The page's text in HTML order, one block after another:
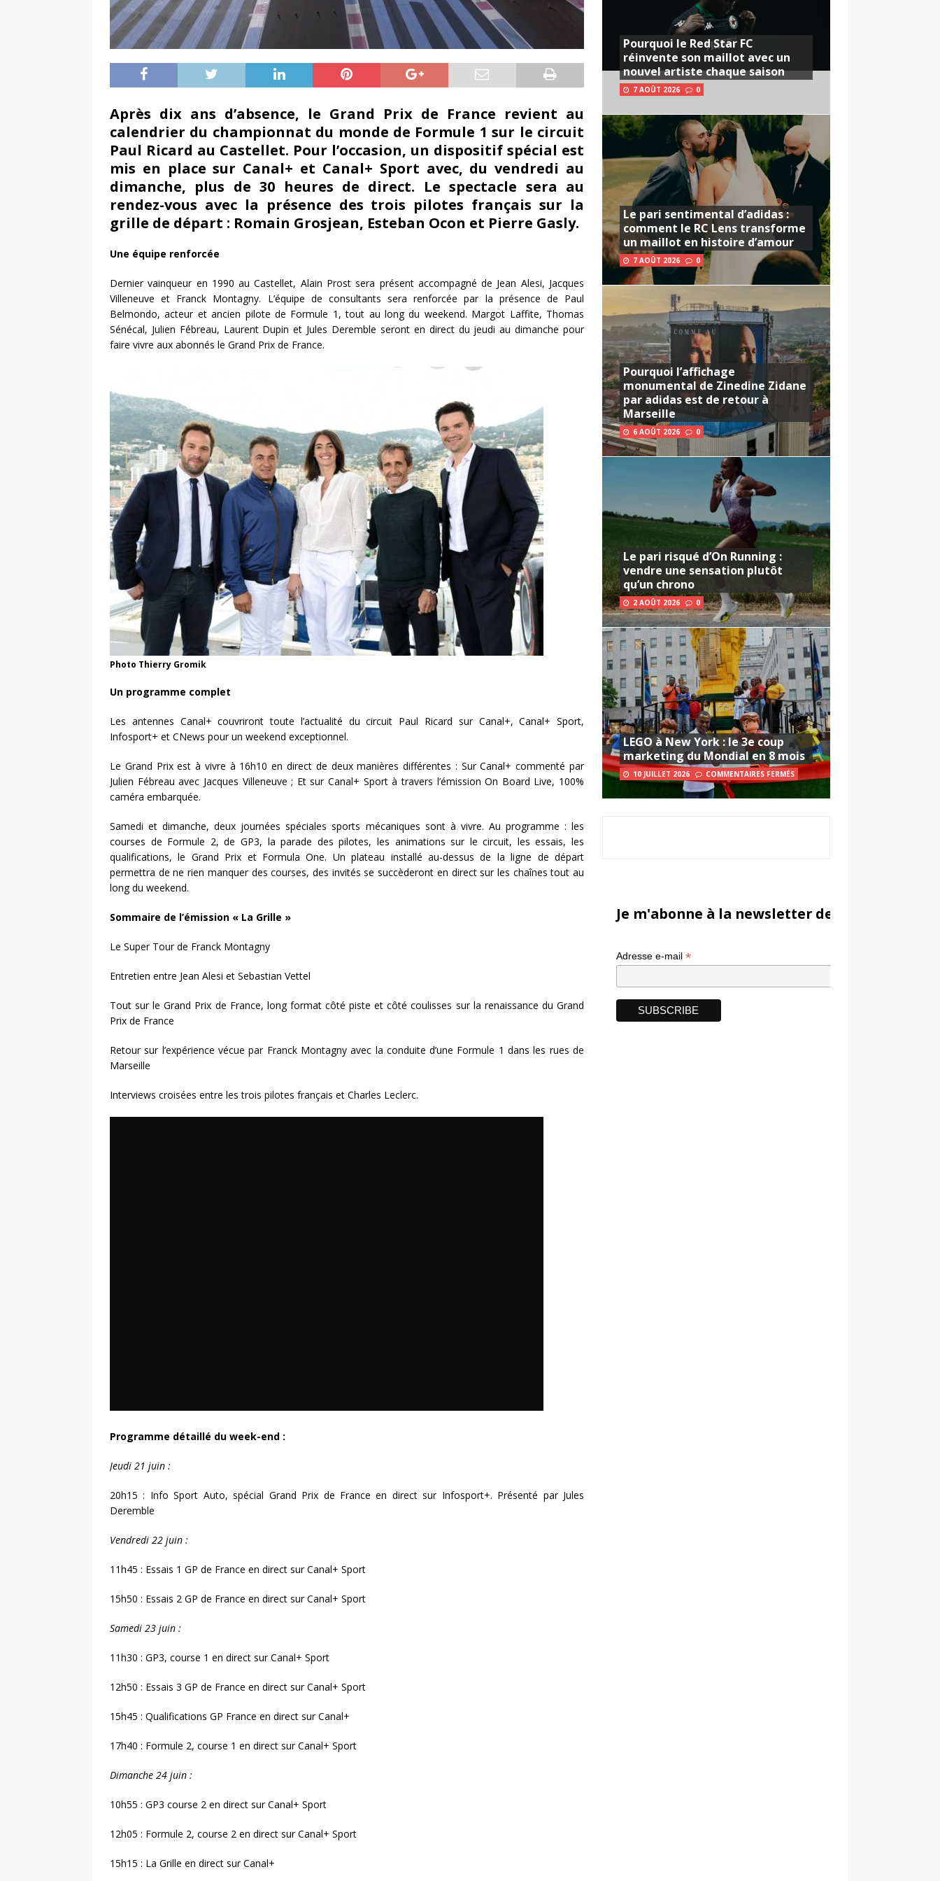
Après dix ans d’absence, le Grand Prix de France revient au
calendrier du championnat du monde de Formule 1 sur le circuit
Paul Ricard au Castellet. Pour l’occasion, un dispositif spécial est
mis en place sur Canal+ et Canal+ Sport avec, du vendredi au
dimanche, plus de 30 heures de direct. Le spectacle sera au
rendez-vous avec la présence des trois pilotes français sur la
grille de départ : Romain Grosjean, Esteban Ocon et Pierre Gasly.
Une équipe renforcée
Dernier vainqueur en 1990 au Castellet, Alain Prost sera présent accompagné de Jean Alesi, Jacques
Villeneuve et Franck Montagny. L’équipe de consultants sera renforcée par la présence de Paul
Belmondo, acteur et ancien pilote de Formule 1, tout au long du weekend. Margot Laffite, Thomas
Sénécal, Julien Fébreau, Laurent Dupin et Jules Deremble seront en direct du jeudi au dimanche pour
faire vivre aux abonnés le Grand Prix de France.
Photo Thierry Gromik
Un programme complet
Les antennes Canal+ couvriront toute l’actualité du circuit Paul Ricard sur Canal+, Canal+ Sport,
Infosport+ et CNews pour un weekend exceptionnel.
Le Grand Prix est à vivre à 16h10 en direct de deux manières différentes : Sur Canal+ commenté par
Julien Fébreau avec Jacques Villeneuve ; Et sur Canal+ Sport à travers l’émission On Board Live, 100%
caméra embarquée.
Samedi et dimanche, deux journées spéciales sports mécaniques sont à vivre. Au programme : les
courses de Formule 2, de GP3, la parade des pilotes, les animations sur le circuit, les essais, les
qualifications, le Grand Prix et Formula One. Un plateau installé au-dessus de la ligne de départ
permettra de ne rien manquer des courses, des invités se succèderont en direct sur les chaînes tout au
long du weekend.
Sommaire de l’émission « La Grille »
Le Super Tour de Franck Montagny
Entretien entre Jean Alesi et Sebastian Vettel
Tout sur le Grand Prix de France, long format côté piste et côté coulisses sur la renaissance du Grand
Prix de France
Retour sur l’expérience vécue par Franck Montagny avec la conduite d’une Formule 1 dans les rues de
Marseille
Interviews croisées entre les trois pilotes français et Charles Leclerc.
Programme détaillé du week-end :
Jeudi 21 juin :
20h15 : Info Sport Auto, spécial Grand Prix de France en direct sur Infosport+. Présenté par Jules
Deremble
Vendredi 22 juin :
11h45 : Essais 1 GP de France en direct sur Canal+ Sport
15h50 : Essais 2 GP de France en direct sur Canal+ Sport
Samedi 23 juin :
11h30 : GP3, course 1 en direct sur Canal+ Sport
12h50 : Essais 3 GP de France en direct sur Canal+ Sport
15h45 : Qualifications GP France en direct sur Canal+
17h40 : Formule 2, course 1 en direct sur Canal+ Sport
Dimanche 24 juin :
10h55 : GP3 course 2 en direct sur Canal+ Sport
12h05 : Formule 2, course 2 en direct sur Canal+ Sport
15h15 : La Grille en direct sur Canal+
Pourquoi le Red Star FC
réinvente son maillot avec un
nouvel artiste chaque saison
7 AOÛT 2026 0
Le pari sentimental d’adidas :
comment le RC Lens transforme
un maillot en histoire d’amour
7 AOÛT 2026 0
Pourquoi l’affichage
monumental de Zinedine Zidane
par adidas est de retour à
Marseille
6 AOÛT 2026 0
Le pari risqué d’On Running :
vendre une sensation plutôt
qu’un chrono
2 AOÛT 2026 0
LEGO à New York : le 3e coup
marketing du Mondial en 8 mois
10 JUILLET 2026 COMMENTAIRES FERMÉS
Je m'abonne à la newsletter de
Adresse e-mail *